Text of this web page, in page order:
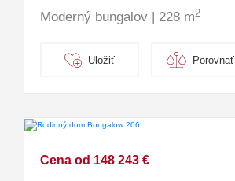
Moderný bungalov | 228 m2
Uložiť Porovnať
Cena od 148 243 €